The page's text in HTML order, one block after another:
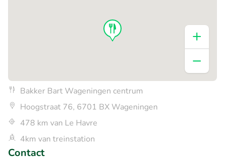
Bakker Bart Wageningen centrum
Hoogstraat 76, 6701 BX Wageningen
478 km van Le Havre
4km van treinstation
Contact